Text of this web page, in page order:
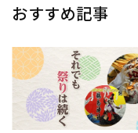
おすすめ記事